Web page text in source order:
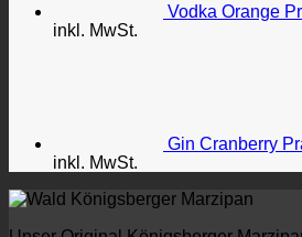
Vodka Orange
inkl. MwSt.
Gin Cranberry
inkl. MwSt.